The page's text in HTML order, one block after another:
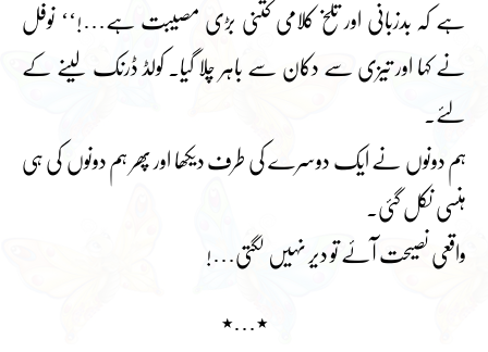
ہے کہ بدزبانی اور تلخ کلامی کتنی بڑی مصیبت ہے…!‘‘ نوفل
نے کہا اور تیزی سے دکان سے باہر چلا گیا۔ کولڈ ڈرنک لینے کے
لئے۔
ہم دونوں نے ایک دوسرے کی طرف دیکھا اور پھر ہم دونوں کی ہی
ہنسی نکل گئی۔
واقعی نصیحت آئے تو دیر نہیں لگتی…!
٭…٭